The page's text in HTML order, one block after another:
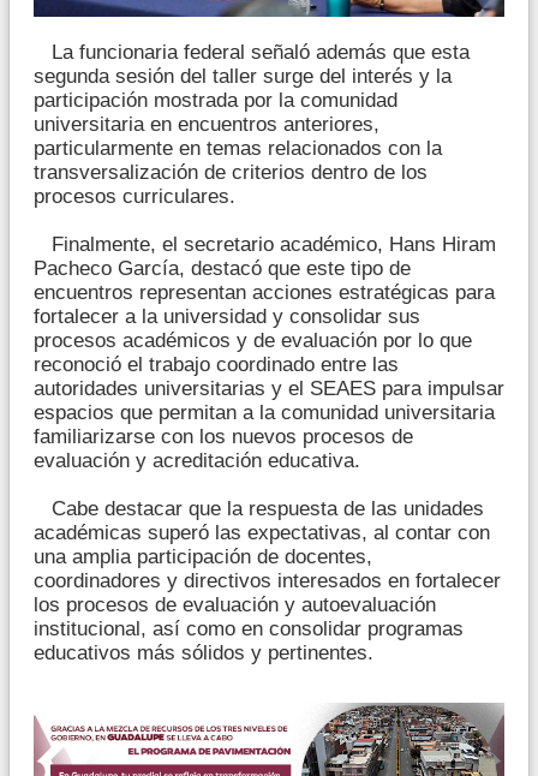
La funcionaria federal señaló además que esta
segunda sesión del taller surge del interés y la
participación mostrada por la comunidad
universitaria en encuentros anteriores,
particularmente en temas relacionados con la
transversalización de criterios dentro de los
procesos curriculares.
Finalmente, el secretario académico, Hans Hiram
Pacheco García, destacó que este tipo de
encuentros representan acciones estratégicas para
fortalecer a la universidad y consolidar sus
procesos académicos y de evaluación por lo que
reconoció el trabajo coordinado entre las
autoridades universitarias y el SEAES para impulsar
espacios que permitan a la comunidad universitaria
familiarizarse con los nuevos procesos de
evaluación y acreditación educativa.
Cabe destacar que la respuesta de las unidades
académicas superó las expectativas, al contar con
una amplia participación de docentes,
coordinadores y directivos interesados en fortalecer
los procesos de evaluación y autoevaluación
institucional, así como en consolidar programas
educativos más sólidos y pertinentes.